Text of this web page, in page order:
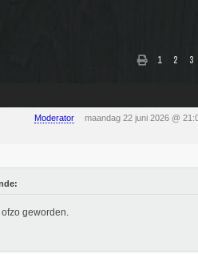
1 2 3
Moderator maandag 22 juni 2026 @
geworden.